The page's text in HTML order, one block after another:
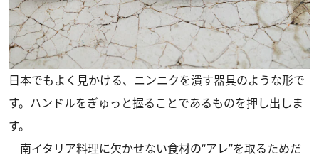
日本でもよく見かける、ニンニクを潰す器具のような形で
す。ハンドルをぎゅっと握ることであるものを押し出しま
す。
南イタリア料理に欠かせない食材の“アレ”を取るためだ